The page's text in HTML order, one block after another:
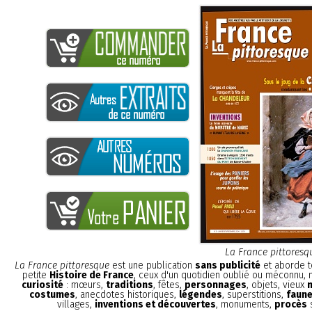
La France
La France pittoresque est une publication sans publicité et aborde
petite Histoire de France, ceux d'un quotidien oublié ou méconnu,
curiosité : mœurs, traditions, fêtes, personnages, objets, vieux
costumes, anecdotes historiques, légendes, superstitions,
villages, inventions et découvertes, monuments, procès